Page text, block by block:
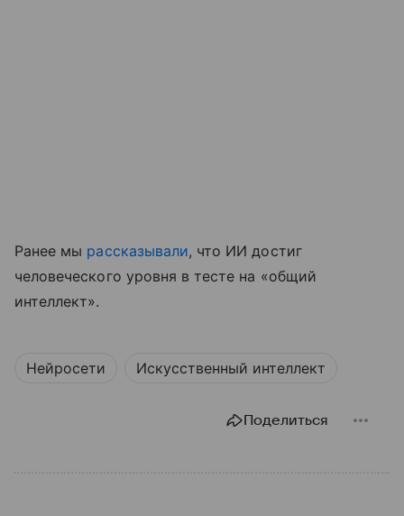
Ранее мы рассказывали, что ИИ достиг
человеческого уровня в тесте на «общий
интеллект».
Нейросети Искусственный интеллект
Поделиться